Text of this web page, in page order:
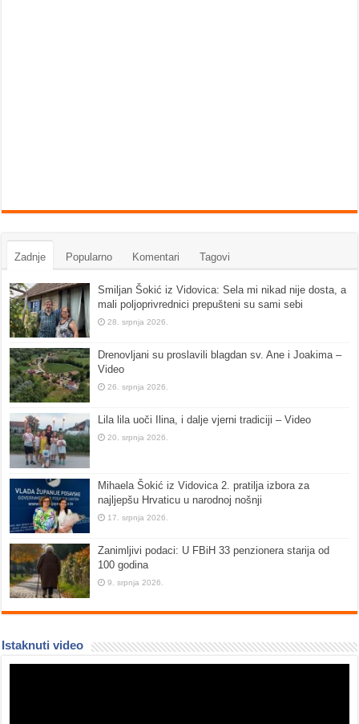
Zadnje Popularno Komentari Tagovi
Smiljan Šokić iz Vidovica: Sela mi nikad nije dosta, a
mali poljoprivrednici prepušteni su sami sebi
28. srpnja 2026.
Drenovljani su proslavili blagdan sv. Ane i Joakima –
Video
26. srpnja 2026.
Lila lila uoči Ilina, i dalje vjerni tradiciji – Video
20. srpnja 2026.
Mihaela Šokić iz Vidovica 2. pratilja izbora za
najljepšu Hrvaticu u narodnoj nošnji
17. srpnja 2026.
Zanimljivi podaci: U FBiH 33 penzionera starija od
100 godina
9. srpnja 2026.
Istaknuti video